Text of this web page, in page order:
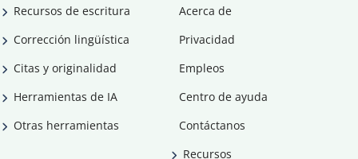
Recursos de escritura
Corrección lingüística
Citas y originalidad
Herramientas de IA
Otras herramientas
Acerca de
Privacidad
Empleos
Centro de ayuda
Contáctanos
Recursos